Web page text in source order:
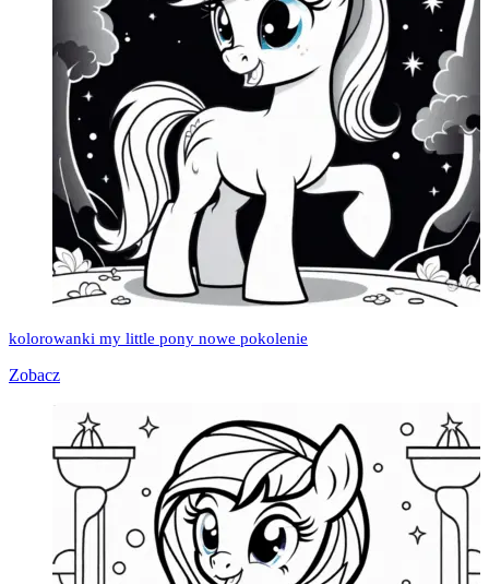
kolorowanki my little pony nowe pokolenie
Zobacz